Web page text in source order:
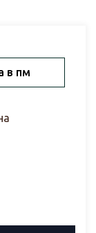
в пм